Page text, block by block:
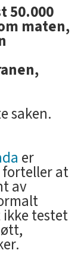
50.000
maten,
saken.
er
at
av
testet